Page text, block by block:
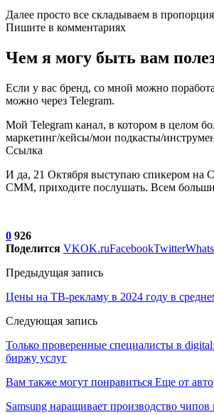
Далее просто все складываем в
Пишите в комментариях
Чем я могу быть вам
Если у вас бренд, со мной можно
можно через Telegram.
Мой Telegram канал, в котором в целом
маркетинг/кейсы/мои подкасты/
Ссылка
И да, 21 Октября выступаю спикером на
СММ, приходите послушать. Всем
0 926
Поделится VKOK.ruFacebookTwitter
Предыдущая запись
Цены на ТВ-рекламу в 2024 году в
Следующая запись
Только проверенные специалисты в
биржу услуг
Вам также могут понравиться Еще от
Samsung наращивает производство